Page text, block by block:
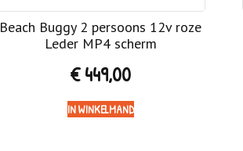
Beach Buggy 2 persoons 12v roze
Leder MP4 scherm
€449,00
IN WINKELMAND